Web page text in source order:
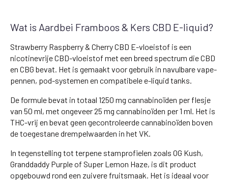
Wat is Aardbei Framboos & Kers CBD E-liquid?
Strawberry Raspberry & Cherry CBD E-vloeistof is een
nicotinevrije CBD-vloeistof met een breed spectrum die CBD
en CBG bevat. Het is gemaakt voor gebruik in navulbare vape-
pennen, pod-systemen en compatibele e-liquid tanks.
De formule bevat in totaal 1250 mg cannabinoïden per flesje
van 50 ml, met ongeveer 25 mg cannabinoïden per 1 ml. Het is
THC-vrij en bevat geen gecontroleerde cannabinoïden boven
de toegestane drempelwaarden in het VK.
In tegenstelling tot terpene stamprofielen zoals OG Kush,
Granddaddy Purple of Super Lemon Haze, is dit product
opgebouwd rond een zuivere fruitsmaak. Het is ideaal voor